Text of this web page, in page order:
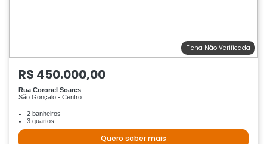
Ficha Não Verificada
R$ 450.000,00
Rua Coronel Soares
São Gonçalo - Centro
2 banheiros
3 quartos
Quero saber mais